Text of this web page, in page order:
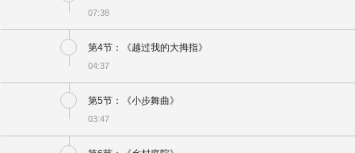
07:38
第4节：《越过我的大拇指》
04:37
第5节：《小步舞曲》
03:47